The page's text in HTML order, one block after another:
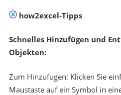
how2excel-Tipps
Schnelles Hinzufügen und
Objekten:
Zum Hinzufügen: Klicken Sie
Maustaste auf ein Symbol in